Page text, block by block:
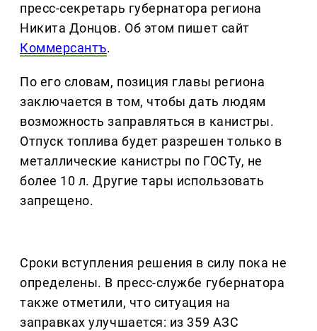
пресс-секретарь губернатора региона
Никита Донцов. Об этом пишет сайт
Коммерсантъ.
По его словам, позиция главы региона
заключается в том, чтобы дать людям
возможность заправляться в канистры.
Отпуск топлива будет разрешен только в
металлические канистры по ГОСТу, не
более 10 л. Другие тары использовать
запрещено.
Сроки вступления решения в силу пока не
определены. В пресс-службе губернатора
также отметили, что ситуация на
заправках улучшается: из 359 АЗС